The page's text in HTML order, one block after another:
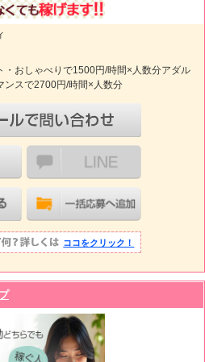
おしゃべりで1500円/時間×人数分アダル
ンスで2700円/時間×人数分
ココをクリック！